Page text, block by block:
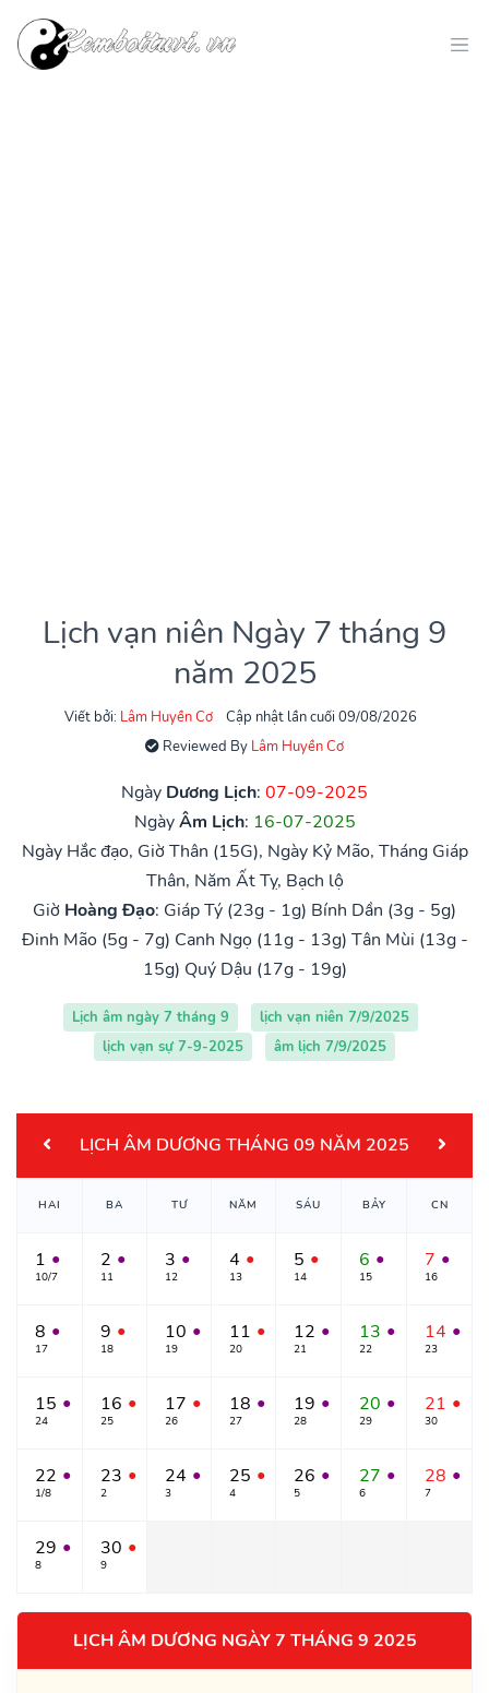
Lịch vạn niên Ngày 7 tháng 9
năm 2025
Viết bởi: Lâm Huyền Cơ
Cập nhật lần cuối 09/08/2026
Reviewed By Lâm Huyền Cơ
Ngày Dương Lịch: 07-09-2025
NgàyÂm Lịch: 16-07-2025
Ngày Hắc đạo, Giờ Thân (15G), Ngày Kỷ Mão, Tháng Giáp
Thân, Năm Ất Tỵ, Bạch lộ
Giờ Hoàng Đạo: Giáp Tý (23g - 1g) Bính Dần (3g - 5g)
Đinh Mão (5g - 7g) Canh Ngọ (11g - 13g) Tân Mùi (13g -
15g) Quý Dậu (17g - 19g)
Lịch âm ngày 7 tháng 9
lịch vạn niên 7/9/2025
lịch vạn sự 7-9-2025
âm lịch 7/9/2025
LỊCH ÂM DƯƠNG THÁNG 09 NĂM 2025
HAI BA TƯ NĂM SÁU BẢY CN
1 ●
10/7
2 ●
11
3 ●
12
4 ●
13
5 ●
14
6 ●
15
7 ●
16
8 ●
17
9 ●
18
10 ●
19
11 ●
20
12 ●
21
13 ●
22
14 ●
23
15 ●
24
16 ●
25
17 ●
26
18 ●
27
19 ●
28
20 ●
29
21 ●
30
22 ●
1/8
23 ●
2
24 ●
3
25 ●
4
26 ●
5
27 ●
6
28 ●
7
29 ●
8
30 ●
9
LỊCH ÂM DƯƠNG NGÀY 7 THÁNG 9 2025